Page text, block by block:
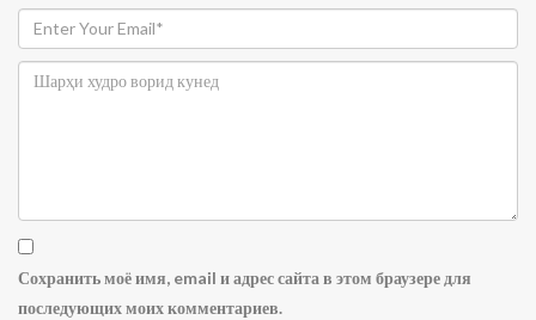
Сохранить моё имя, email и адрес сайта в этом браузере для
последующих моих комментариев.